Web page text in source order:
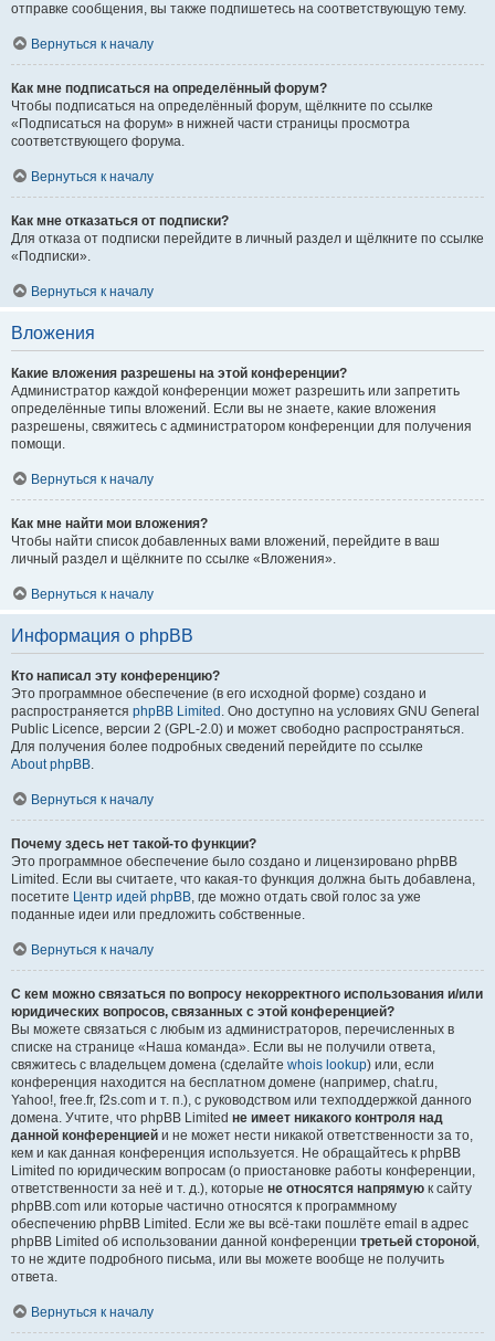
отправке сообщения, вы также подпишетесь на соответствующую тему.
Вернуться к началу
Как мне подписаться на определённый форум?
Чтобы подписаться на определённый форум, щёлкните по ссылке
«Подписаться на форум» в нижней части страницы просмотра
соответствующего форума.
Вернуться к началу
Как мне отказаться от подписки?
Для отказа от подписки перейдите в личный раздел и щёлкните по ссылке
«Подписки».
Вернуться к началу
Вложения
Какие вложения разрешены на этой конференции?
Администратор каждой конференции может разрешить или запретить
определённые типы вложений. Если вы не знаете, какие вложения
разрешены, свяжитесь с администратором конференции для получения
помощи.
Вернуться к началу
Как мне найти мои вложения?
Чтобы найти список добавленных вами вложений, перейдите в ваш
личный раздел и щёлкните по ссылке «Вложения».
Вернуться к началу
Информация о phpBB
Кто написал эту конференцию?
Это программное обеспечение (в его исходной форме) создано и
распространяется phpBB Limited . Оно доступно на условиях GNU General
Public Licence, версии 2 (GPL-2.0) и может свободно распространяться.
Для получения более подробных сведений перейдите по ссылке
About phpBB.
Вернуться к началу
Почему здесь нет такой-то функции?
Это программное обеспечение было создано и лицензировано phpBB
Limited. Если вы считаете, что какая-то функция должна быть добавлена,
посетите Центр идей phpBB, где можно отдать свой голос за уже
поданные идеи или предложить собственные.
Вернуться к началу
С кем можно связаться по вопросу некорректного использования и/или
юридических вопросов, связанных с этой конференцией?
Вы можете связаться с любым из администраторов, перечисленных в
списке на странице «Наша команда». Если вы не получили ответа,
свяжитесь с владельцем домена (сделайте whois lookup) или, если
конференция находится на бесплатном домене (например, chat.ru,
Yahoo!, free.fr, f2s.com и т. п.), с руководством или техподдержкой данного
домена. Учтите, что phpBB Limited не имеет никакого контроля над
данной конференцией и не может нести никакой ответственности за то,
кем и как данная конференция используется. Не обращайтесь к phpBB
Limited по юридическим вопросам (о приостановке работы конференции,
ответственности за неё и т. д.), которые не относятся напрямую к сайту
phpBB.com или которые частично относятся к программному
обеспечению phpBB Limited. Если же вы всё-таки пошлёте email в адрес
phpBB Limited об использовании данной конференции третьей стороной,
то не ждите подробного письма, или вы можете вообще не получить
ответа.
Вернуться к началу